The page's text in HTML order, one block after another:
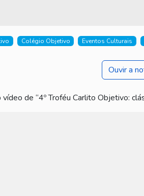
Colégio Objetivo Eventos Culturais
Ouvir a
vídeo de “4º Troféu Carlito Objetivo: